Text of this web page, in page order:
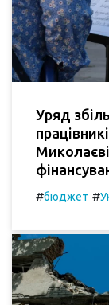
Уряд
#бюджет #